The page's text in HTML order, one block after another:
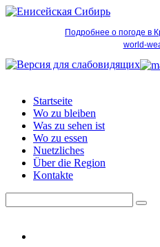
Подробнее о погоде в
world-
Startseite
Wo zu bleiben
Was zu sehen ist
Wo zu essen
Nuetzliches
Über die Region
Kontakte